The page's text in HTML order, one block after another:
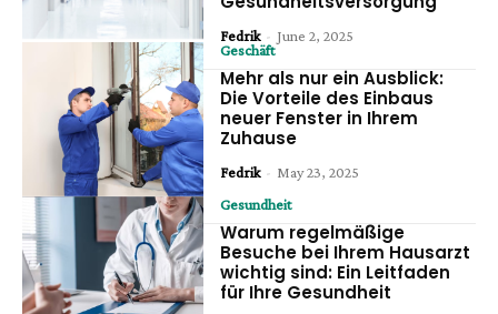
Fedrik - June 2, 2025
Geschäft
Mehr als nur ein Ausblick:
Die Vorteile des Einbaus
neuer Fenster in Ihrem
Zuhause
Fedrik - May 23, 2025
Gesundheit
Warum regelmäßige
Besuche bei Ihrem Hausarzt
wichtig sind: Ein Leitfaden
für Ihre Gesundheit